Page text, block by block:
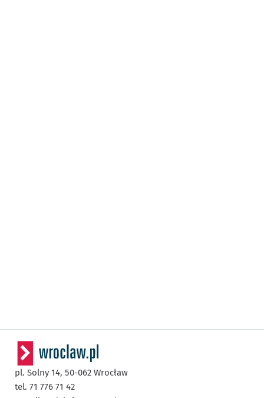
pl. Solny 14, 50-062 Wrocław
tel. 71 776 71 42